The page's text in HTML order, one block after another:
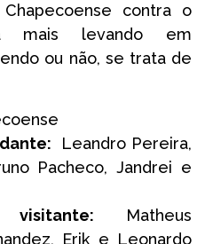
contra o
mais levando em
ou não, se trata de
Leandro Pereira,
Pacheco, Jandrei e
visitante: Matheus
Erik e Leonardo